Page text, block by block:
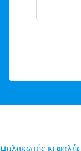
μαλακωτής κεφαλής